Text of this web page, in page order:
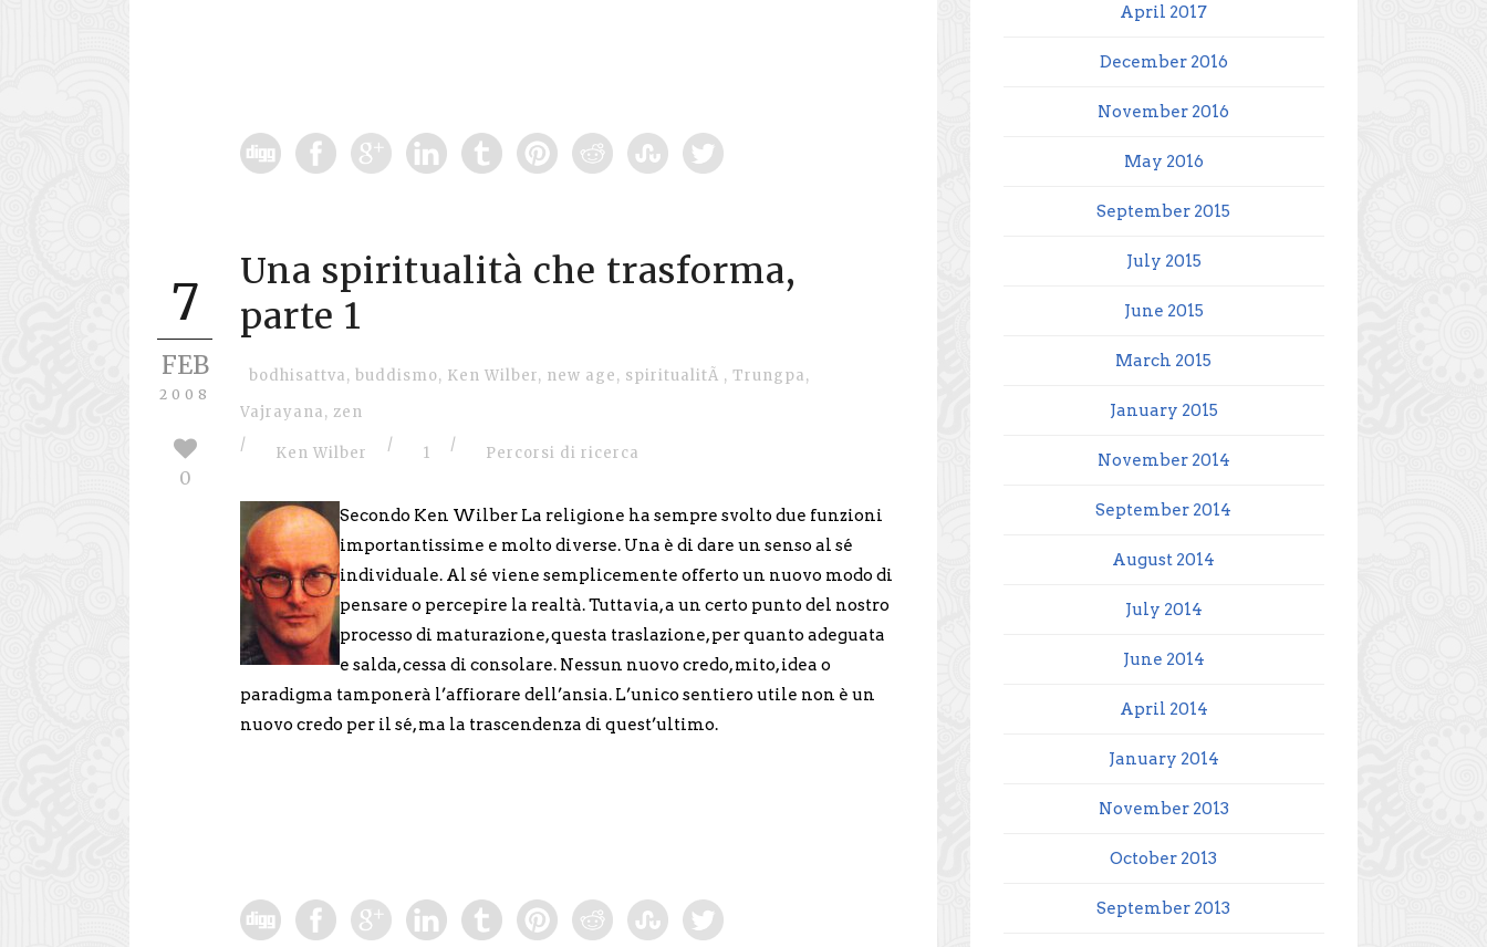
7
FEB
2008
0
Una spiritualità che trasforma,
parte 1
bodhisattva, buddismo, Ken Wilber, new age, spiritualitÃ , Trungpa,
Vajrayana, zen
/
Ken Wilber / 1 / Percorsi di ricerca
Secondo Ken Wilber La religione ha sempre svolto due funzioni
importantissime e molto diverse. Una è di dare un senso al sé
individuale. Al sé viene semplicemente offerto un nuovo modo di
pensare o percepire la realtà. Tuttavia, a un certo punto del nostro
processo di maturazione, questa traslazione, per quanto adeguata
e salda, cessa di consolare. Nessun nuovo credo, mito, idea o
paradigma tamponerà l’affiorare dell’ansia. L’unico sentiero utile non è un
nuovo credo per il sé, ma la trascendenza di quest’ultimo.
April 2017
December 2016
November 2016
May 2016
September 2015
July 2015
June 2015
March 2015
January 2015
November 2014
September 2014
August 2014
July 2014
June 2014
April 2014
January 2014
November 2013
October 2013
September 2013